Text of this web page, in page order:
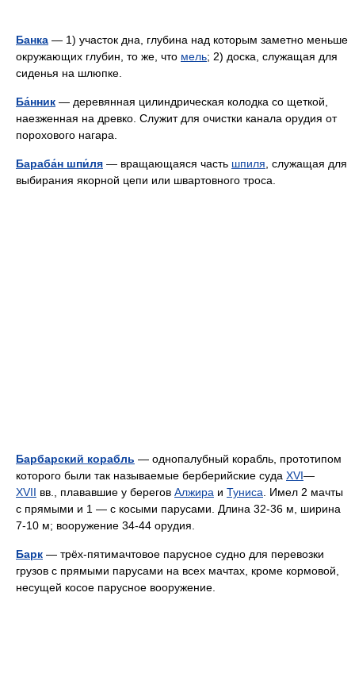
Банка — 1) участок дна, глубина над которым заметно меньше
окружающих глубин, то же, что мель; 2) доска, служащая для
сиденья на шлюпке.
Ба́нник — деревянная цилиндрическая колодка со щеткой,
наезженная на древко. Служит для очистки канала орудия от
порохового нагара.
Бараба́н шпи́ля — вращающаяся часть шпиля , служащая для
выбирания якорной цепи или швартовного троса.
Барбарский корабль — однопалубный корабль, прототипом
которого были так называемые берберийские суда XVI—
XVII вв., плававшие у берегов Алжира и Туниса . Имел 2 мачты
с прямыми и 1 — с косыми парусами. Длина 32-36 м, ширина
7-10 м; вооружение 34-44 орудия.
Барк — трёх-пятимачтовое парусное судно для перевозки
грузов с прямыми парусами на всех мачтах, кроме кормовой,
несущей косое парусное вооружение.